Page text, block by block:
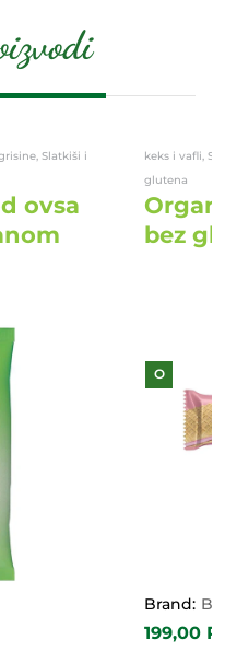
Slatkiši i
ovsa
keks i vafli,
glutena
bez
O
Brand:
199,00